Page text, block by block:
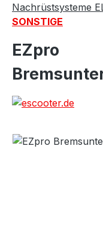
Nachrüstsysteme
SONSTIGE
EZpro